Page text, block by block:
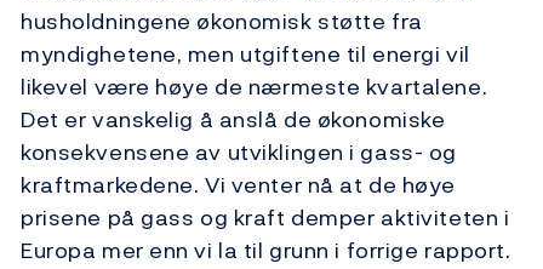
husholdningene økonomisk støtte fra
myndighetene, men utgiftene til energi vil
likevel være høye de nærmeste kvartalene.
Det er vanskelig å anslå de økonomiske
konsekvensene av utviklingen i gass- og
kraftmarkedene. Vi venter nå at de høye
prisene på gass og kraft demper aktiviteten i
Europa mer enn vi la til grunn i forrige rapport.